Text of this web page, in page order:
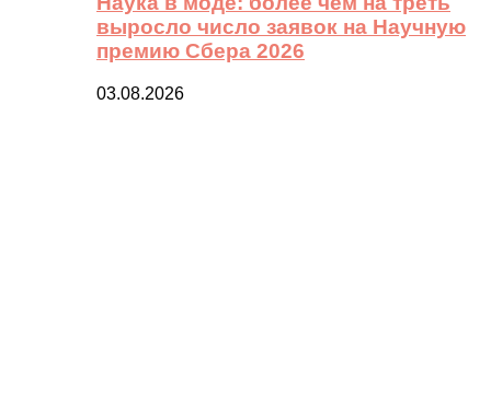
выросло число заявок на Научную
премию Сбера 2026
03.08.2026